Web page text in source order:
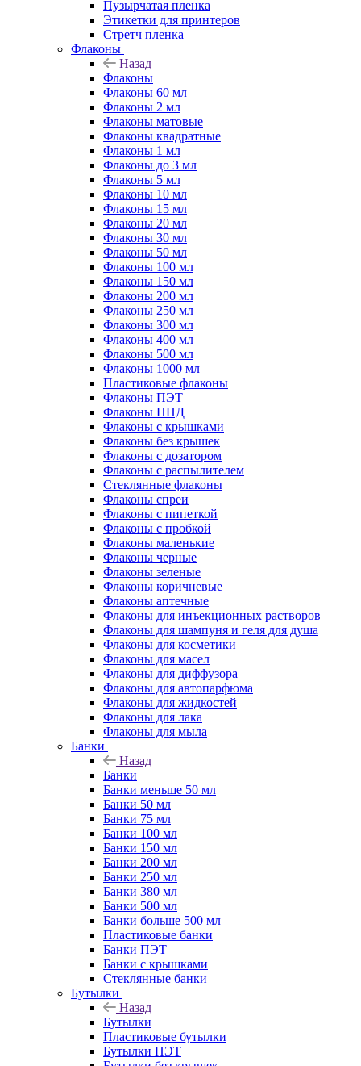
Пузырчатая пленка
Этикетки для принтеров
Стретч пленка
Флаконы
Назад
Флаконы
Флаконы 60 мл
Флаконы 2 мл
Флаконы матовые
Флаконы квадратные
Флаконы 1 мл
Флаконы до 3 мл
Флаконы 5 мл
Флаконы 10 мл
Флаконы 15 мл
Флаконы 20 мл
Флаконы 30 мл
Флаконы 50 мл
Флаконы 100 мл
Флаконы 150 мл
Флаконы 200 мл
Флаконы 250 мл
Флаконы 300 мл
Флаконы 400 мл
Флаконы 500 мл
Флаконы 1000 мл
Пластиковые флаконы
Флаконы ПЭТ
Флаконы ПНД
Флаконы с крышками
Флаконы без крышек
Флаконы с дозатором
Флаконы с распылителем
Стеклянные флаконы
Флаконы cпреи
Флаконы с пипеткой
Флаконы с пробкой
Флаконы маленькие
Флаконы черные
Флаконы зеленые
Флаконы коричневые
Флаконы аптечные
Флаконы для инъекционных растворов
Флаконы для шампуня и геля для душа
Флаконы для косметики
Флаконы для масел
Флаконы для диффузора
Флаконы для автопарфюма
Флаконы для жидкостей
Флаконы для лака
Флаконы для мыла
Банки
Назад
Банки
Банки меньше 50 мл
Банки 50 мл
Банки 75 мл
Банки 100 мл
Банки 150 мл
Банки 200 мл
Банки 250 мл
Банки 380 мл
Банки 500 мл
Банки больше 500 мл
Пластиковые банки
Банки ПЭТ
Банки с крышками
Стеклянные банки
Бутылки
Назад
Бутылки
Пластиковые бутылки
Бутылки ПЭТ